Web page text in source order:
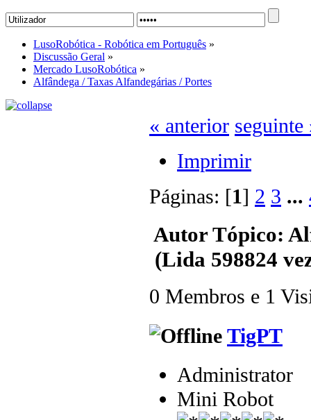
LusoRobótica - Robótica em Português »
Discussão Geral »
Mercado LusoRobótica »
Alfândega / Taxas Alfandegárias / Portes
« anterior seguinte
Imprimir
Páginas: [1] 2 3 ...
AutorTópico:
(Lida 598824
0 Membros e 1
TigPT
Administrator
Mini Robot